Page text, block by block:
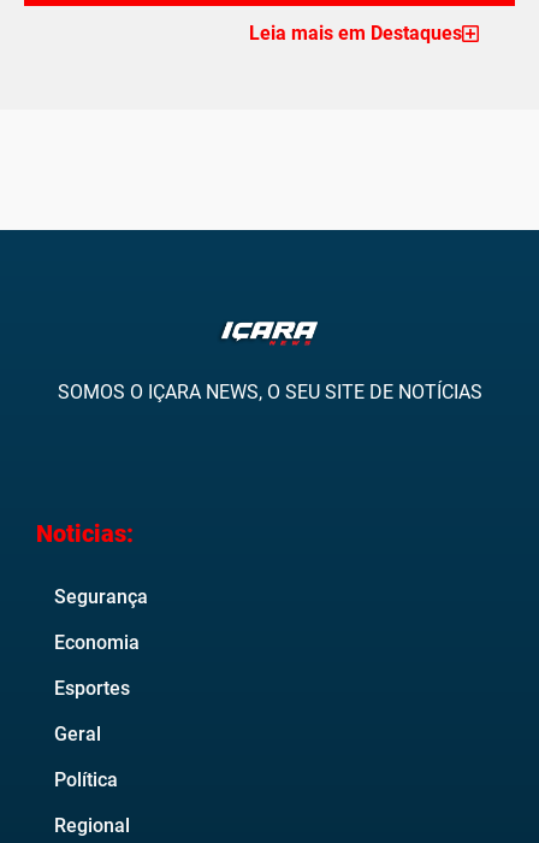
Leia mais em Destaques
SOMOS O IÇARA NEWS, O SEU SITE DE NOTÍCIAS
Noticias:
Segurança
Economia
Esportes
Geral
Política
Regional